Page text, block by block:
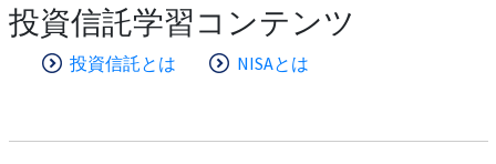
投資信託学習コンテンツ
投資信託とは NISAとは